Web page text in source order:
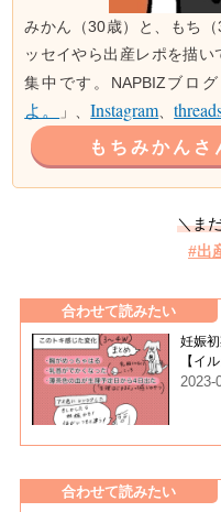
みかん（30歳）と、もち
ッセイやら出産レポを描
集中です。NAPBIZブログ
よ。
」、Instagram、
もちみかん
＼ま
#出
合わせて読みたい
妊娠
【イ
2023-
合わせて読みたい